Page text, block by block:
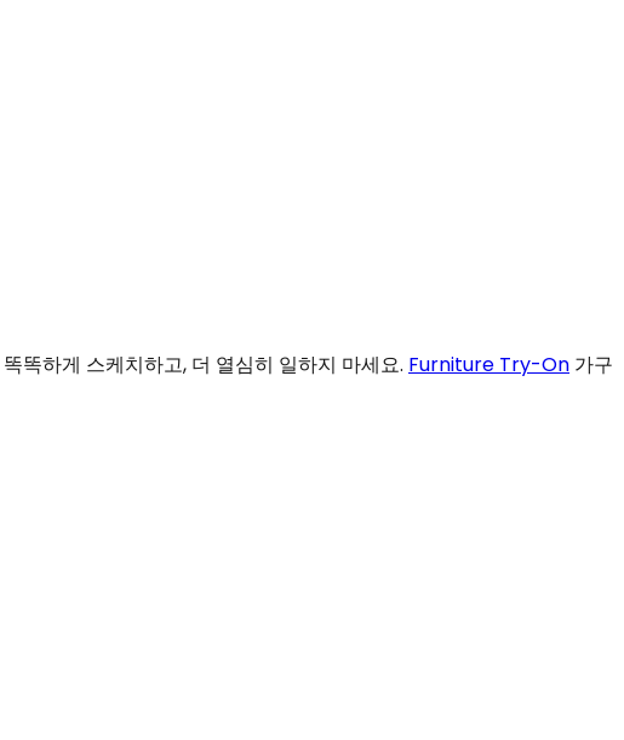
똑하게 스케치하고, 더 열심히 일하지 마세요. Furniture Try-On 가구